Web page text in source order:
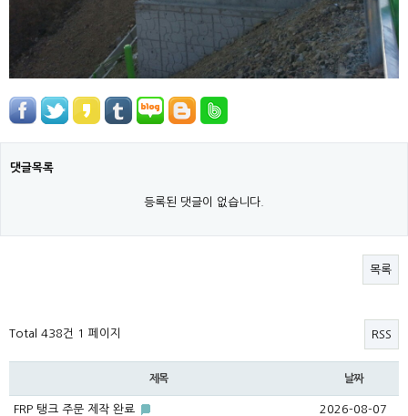
댓글목록
등록된 댓글이 없습니다.
목록
Total 438건 1 페이지 RSS
제목 날짜
FRP 탱크 주문 제작 완료 2026-08-07